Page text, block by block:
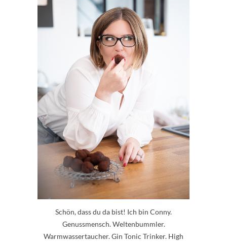
Schön, dass du da bist! Ich bin Conny.
Genussmensch. Weltenbummler.
Warmwassertaucher. Gin Tonic Trinker. High